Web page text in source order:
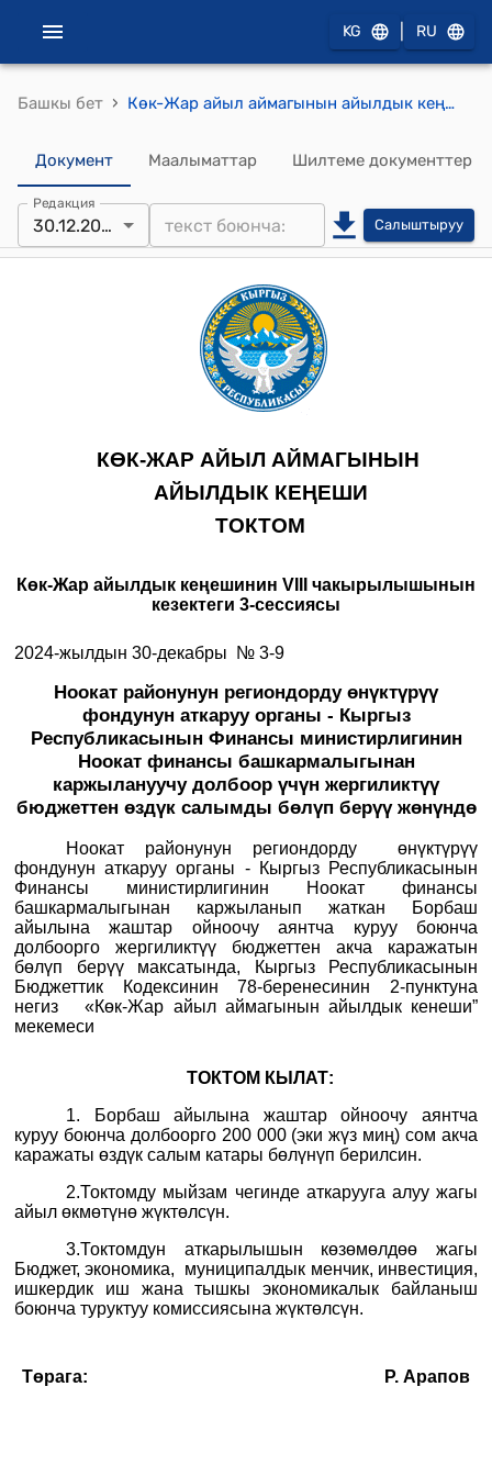
KG RU
Башкы бет › Көк-Жар айыл аймагынын айылдык кеңешинин 2024-жылдын 30-декабрындагы №3-9 “Ноокат районунун региондорду өнүктүрүү фондунун аткаруу органы - Кыргыз Республикасынын Финансы министирлигинин Ноокат финансы башкармалыгынан каржылануучу долбоор үчүн жергиликтүү бюджеттен өздүк салымды бөлүп берүү жөнүндө" токтому.
Документ Маалыматтар Шилтеме документтер
Редакция
30.12.2024 Салыштыруу